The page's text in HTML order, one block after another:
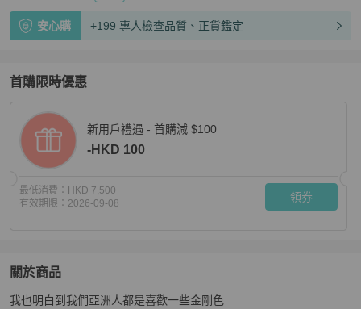
安心購 +199 專人檢查品質、正貨鑑定
首購限時優惠
新用戶禮遇 - 首購減 $100
-HKD 100
最低消費： HKD 7,500
有效期限： 2026-09-08 領券
關於商品
關於Hermès Picotin 22 gold GHW 金棕金扣 大全套
我也明白到我們亞洲人都是喜歡一些金剛色